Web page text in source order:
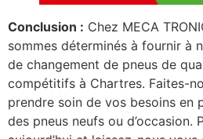
Conclusion : Chez MECA
sommes déterminés à fournir à
de changement de pneus de
compétitifs à Chartres. Faites-
prendre soin de vos besoins en
des pneus neufs ou d’occasion.